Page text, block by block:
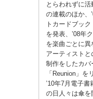
とらわれずに
の連載のほか、
トカードブック
を発表、’08年
を楽曲ごとに異
アーティスト
制作をしたカバ
「Reunion」を
’10年7月電子
の日人々は傘を